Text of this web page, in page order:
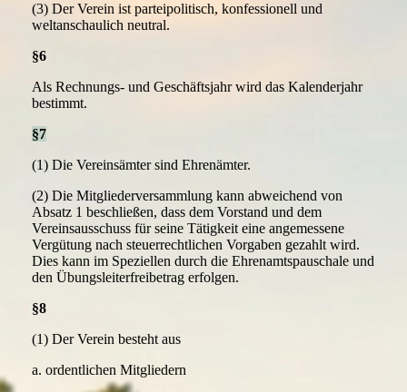
(3) Der Verein ist parteipolitisch, konfessionell und
weltanschaulich neutral.
§6
Als Rechnungs- und Geschäftsjahr wird das Kalenderjahr
bestimmt.
§7
(1) Die Vereinsämter sind Ehrenämter.
(2) Die Mitgliederversammlung kann abweichend von
Absatz 1 beschließen, dass dem Vorstand und dem
Vereinsausschuss für seine Tätigkeit eine angemessene
Vergütung nach steuerrechtlichen Vorgaben gezahlt wird.
Dies kann im Speziellen durch die Ehrenamtspauschale und
den Übungsleiterfreibetrag erfolgen.
§8
(1) Der Verein besteht aus
a. ordentlichen Mitgliedern